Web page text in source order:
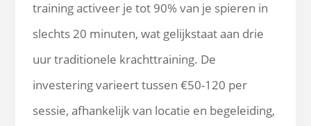
training activeer je tot 90% van je spieren in
slechts 20 minuten, wat gelijkstaat aan drie
uur traditionele krachttraining. De
investering varieert tussen €50-120 per
sessie, afhankelijk van locatie en begeleiding,